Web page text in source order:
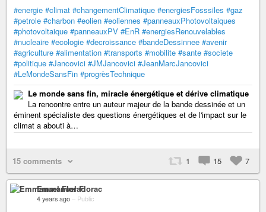
#energie #climat #changementClimatique #energiesFosssiles #gaz
#petrole #charbon #eolien #eoliennes #panneauxPhotovoltaiques
#photovoltaique #panneauxPV #EnR #energiesRenouvelables
#nucleaire #ecologie #decroissance #bandeDessinnee #avenir
#agriculture #alimentation #transports #mobilite #sante #societe
#politique #Jancovici #JMJancovici #JeanMarcJancovici
#LeMondeSansFin #progrèsTechnique
Le monde sans fin, miracle énergétique et dérive climatique
La rencontre entre un auteur majeur de la bande dessinée et un
éminent spécialiste des questions énergétiques et de l'impact sur le
climat a abouti à…
15 comments 1 15 7
Emmanuel Florac
4 years ago – Public